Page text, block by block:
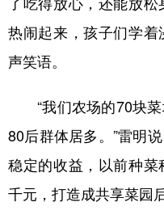
热闹起来，孩子们学
声笑语。
“我们农场的70块菜
80后群体居多。”雷明
稳定的收益，以前种
千元，打造成共享菜园